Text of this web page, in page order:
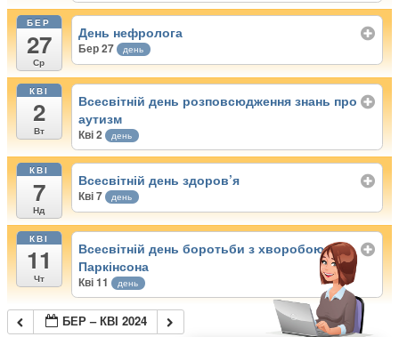
БЕР
27
Ср
День нефролога
Бер 27 день
КВІ
2
Вт
Всесвітній день розповсюдження знань про
аутизм
Кві 2 день
КВІ
7
Нд
Всесвітній день здоров’я
Кві 7 день
КВІ
11
Чт
Всесвітній день боротьби з хворобою
Паркінсона
Кві 11 день
БЕР – КВІ 2024